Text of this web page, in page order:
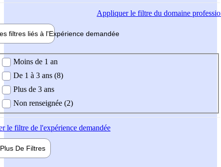
Appliquerle filtre du domaine
filtres liés à l'Expérience demandée
demandée
Moins de 1 an
De 1 à 3 ans (8)
Plus de 3 ans
Non renseignée (2)
le filtre de l'expérience demandée
Plus De Filtres